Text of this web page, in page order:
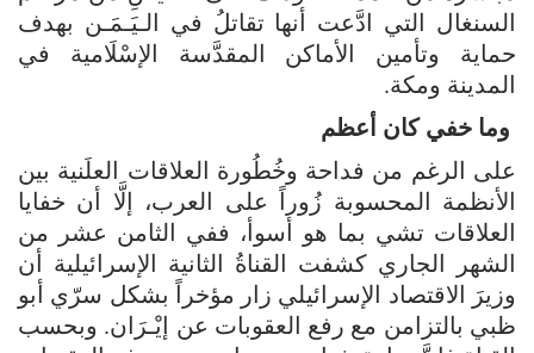
السنغال التي ادَّعت أنها تقاتلُ في الـيَـمَـن بهدف
حماية وتأمين الأماكن المقدَّسة الإسْلَامية في
المدينة ومكة.
وما خفي كان أعظم
على الرغم من فداحة وخُطُورة العلاقات العلَنية بين
الأنظمة المحسوبة زُوراً على العرب، إلَّا أن خفايا
العلاقات تشي بما هو أسوأ، ففي الثامن عشر من
الشهر الجاري كشفت القناةُ الثانية الإسرائيلية أن
وزيرَ الاقتصاد الإسرائيلي زار مؤخراً بشكل سرّي أبو
ظبي بالتزامن مع رفع العقوبات عن إيْـرَان. وبحسب